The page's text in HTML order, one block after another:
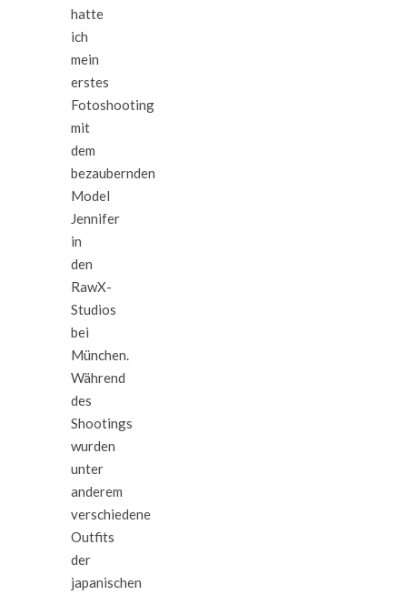
hatte
ich
mein
erstes
Fotoshooting
mit
dem
bezaubernden
Model
Jennifer
in
den
RawX-
Studios
bei
München.
Während
des
Shootings
wurden
unter
anderem
verschiedene
Outfits
der
japanischen